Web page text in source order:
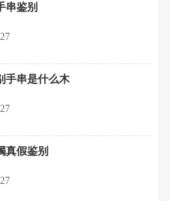
串鉴别
手串是什么木
真假鉴别